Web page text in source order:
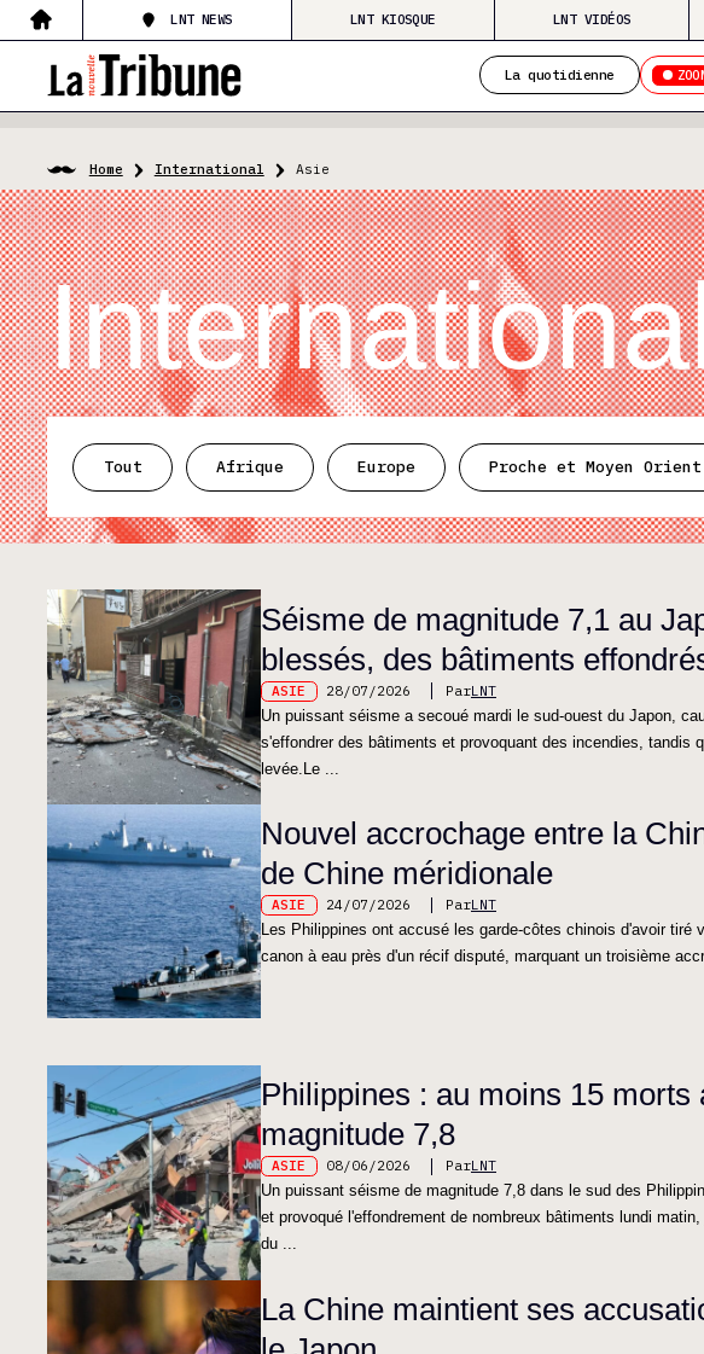
LNT NEWS LNT KIOSQUE LNT VIDÉOS
La quotidienne
Home International Asie
Tout Afrique Europe Proche et Moyen Orient
Séisme de magnitude 7,1 au
blessés, des bâtiments
ASIE 28/07/2026 ParLNT
Un puissant séisme a secoué mardi le sud-ouest du Japon,
s'effondrer des bâtiments et provoquant des incendies, tandis
levée.Le ...
Nouvel accrochage entre la
de Chine méridionale
ASIE 24/07/2026 ParLNT
Les Philippines ont accusé les garde-côtes chinois d'avoir
canon à eau près d'un récif disputé, marquant un troisième
Philippines : au moins 15
magnitude 7,8
ASIE 08/06/2026 ParLNT
Un puissant séisme de magnitude 7,8 dans le sud des
et provoqué l'effondrement de nombreux bâtiments lundi
du ...
La Chine maintient ses